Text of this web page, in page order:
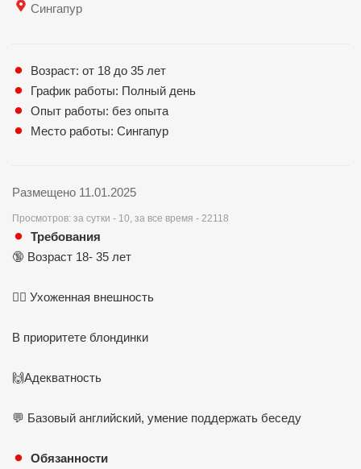
Сингапур
Возраст: от 18 до 35 лет
График работы: Полный день
Опыт работы: без опыта
Место работы: Сингапур
Размещено 11.01.2025
Просмотров: за сутки - 10, за все время - 22118
Требования
🔞 Возраст 18- 35 лет
👱‍♀️ Ухоженная внешность
В приоритете блондинки
🙌Адекватность
💬 Базовый английский, умение поддержать беседу
Обязанности